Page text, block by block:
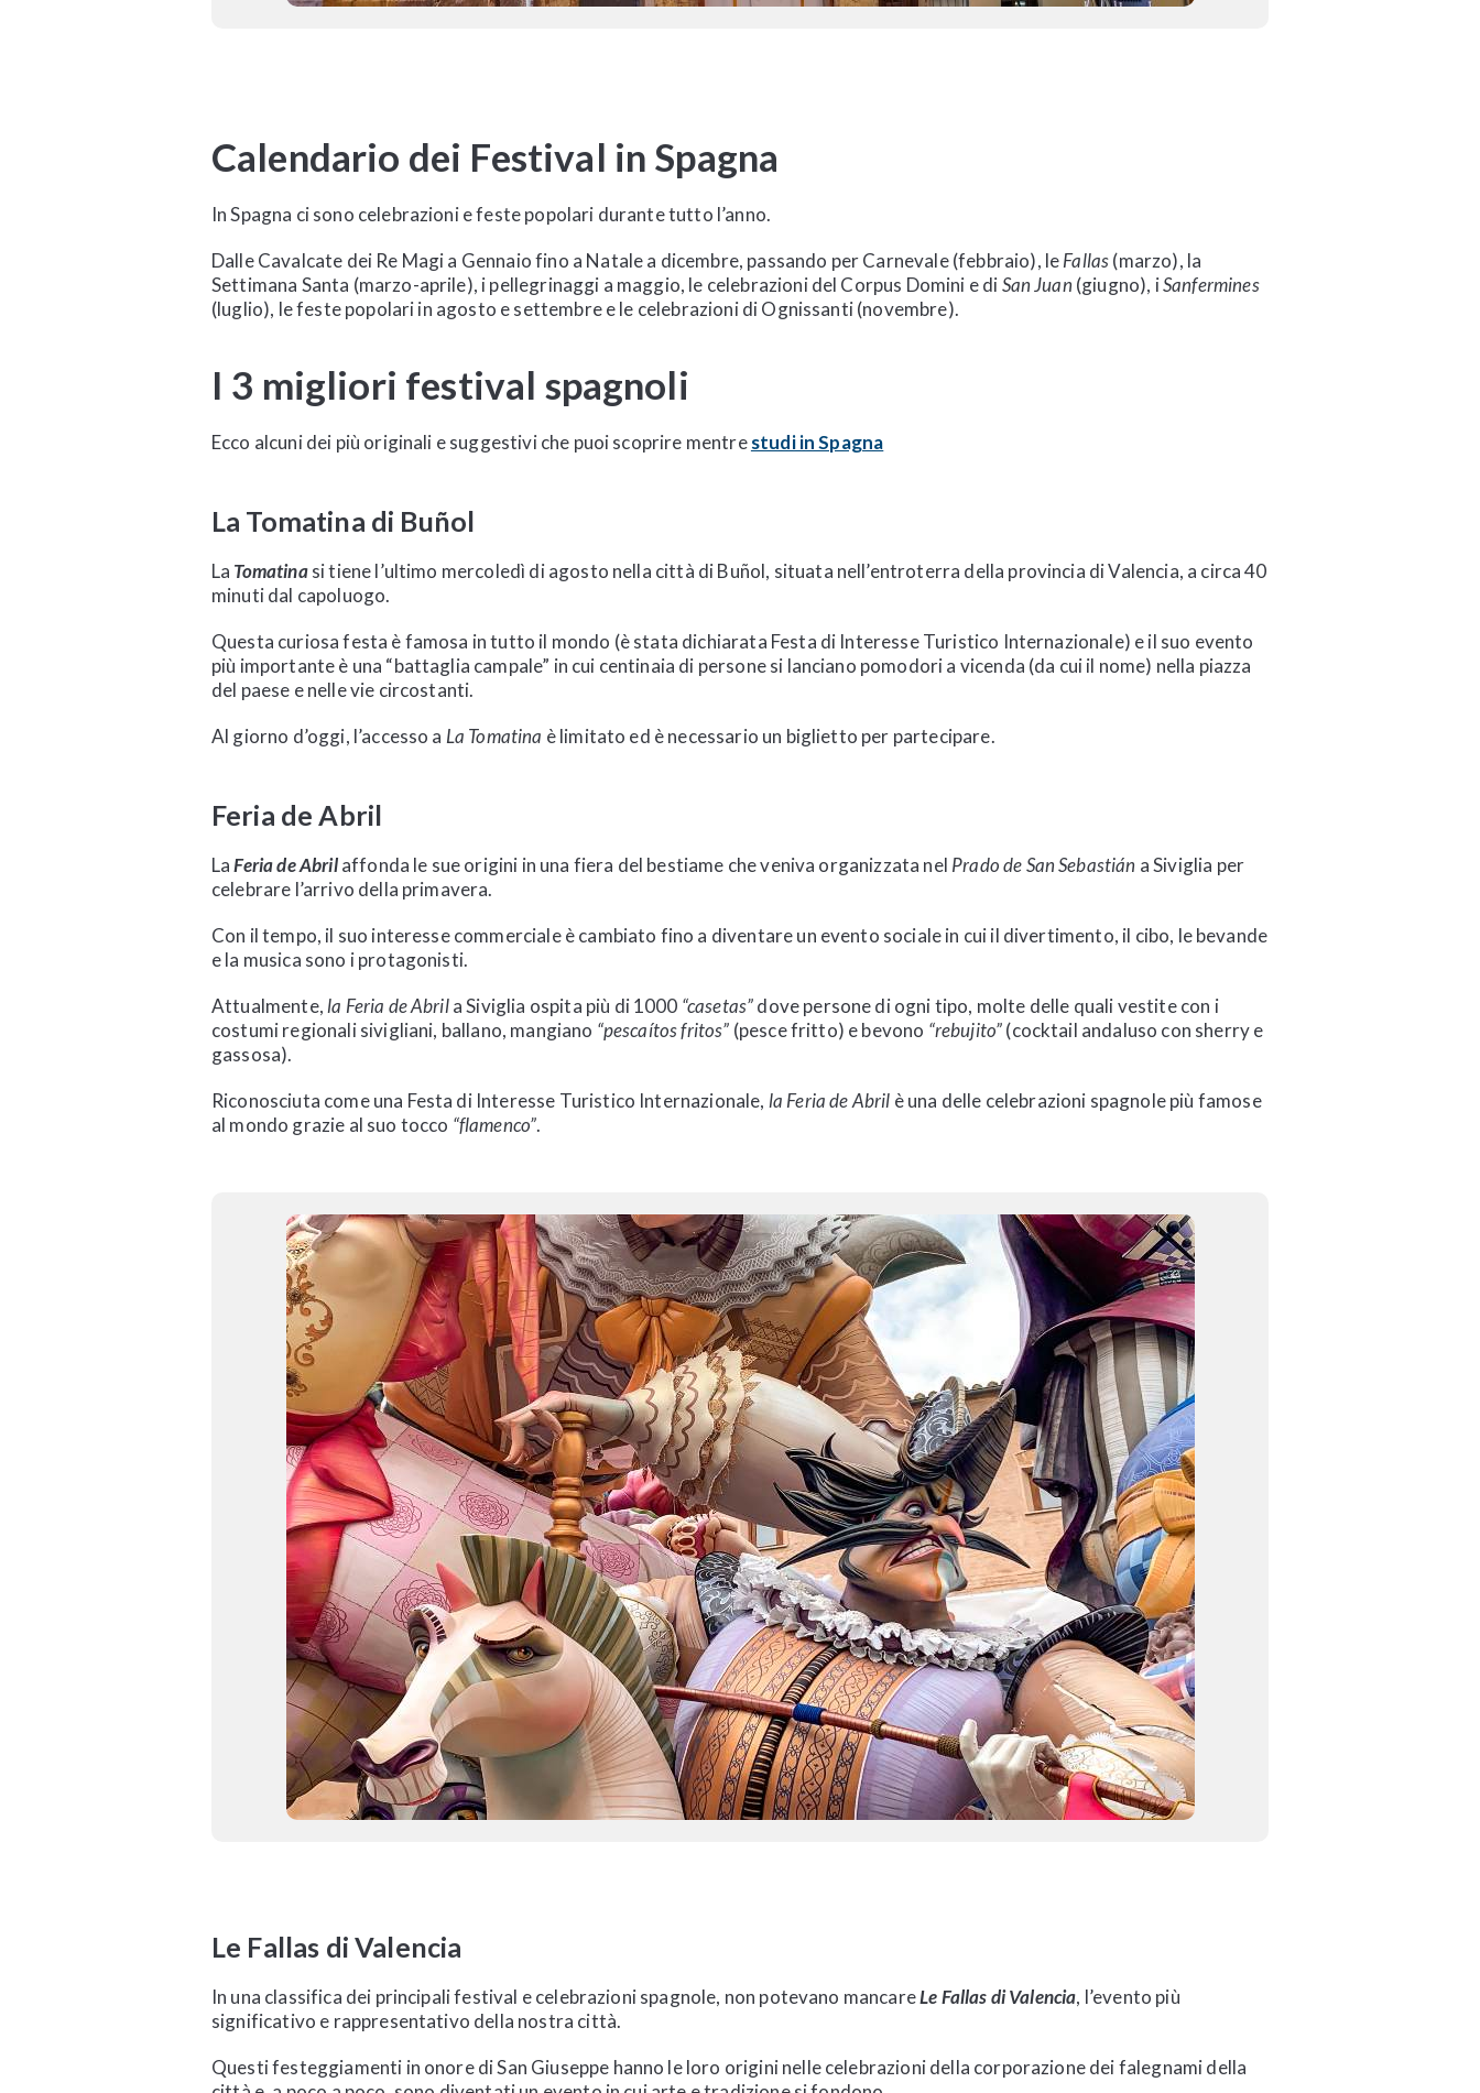
Calendario dei Festival in Spagna
In Spagna ci sono celebrazioni e feste popolari durante tutto l’anno.
Dalle Cavalcate dei Re Magi a Gennaio fino a Natale a dicembre, passando per Carnevale (febbraio), leFallas(marzo), la
Settimana Santa (marzo-aprile), i pellegrinaggi a maggio, le celebrazioni del Corpus Domini e diSan Juan (giugno), iSanfermines
(luglio), le feste popolari in agosto e settembre e le celebrazioni di Ognissanti (novembre).
I 3 migliori festival spagnoli
Ecco alcuni dei più originali e suggestivi che puoi scoprire mentrestudi in Spagna
La Tomatina di Buñol
La Tomatinasi tiene l’ultimo mercoledì di agosto nella città diBuñol, situata nell’entroterra della provincia di Valencia, a circa 40
minuti dal capoluogo.
Questa curiosa festa è famosa in tutto il mondo (è stata dichiarata Festa di Interesse Turistico Internazionale) e il suo evento
più importante è una “battaglia campale” in cui centinaia di persone si lanciano pomodori a vicenda (da cui il nome) nella piazza
del paese e nelle vie circostanti.
Al giorno d’oggi, l’accesso a La Tomatina è limitato ed è necessario un biglietto per partecipare.
Feria de Abril
LaFeria de Abrilaffonda le sue origini in una fiera del bestiame che veniva organizzata nel Prado de San Sebastián a Siviglia per
celebrare l’arrivo della primavera.
Con il tempo, il suo interesse commerciale è cambiato fino a diventare un evento sociale in cui il divertimento, il cibo, le bevande
e la musica sono i protagonisti.
Attualmente, la Feria de Abrila Siviglia ospita più di 1000 “casetas”dove persone di ogni tipo, molte delle quali vestite con i
costumi regionali sivigliani, ballano, mangiano “pescaítos fritos” (pesce fritto) e bevono “rebujito”(cocktail andaluso con sherry e
gassosa).
Riconosciuta come una Festa di Interesse Turistico Internazionale, la Feria de Abril è una delle celebrazioni spagnole più famose
al mondo grazie al suo tocco “flamenco”.
Le Fallas di Valencia
In una classifica dei principali festival e celebrazioni spagnole, non potevano mancareLe Fallas di Valencia, l’evento più
significativo e rappresentativo della nostra città.
Questi festeggiamenti in onore di San Giuseppe hanno le loro origini nelle celebrazioni della corporazione dei falegnami della